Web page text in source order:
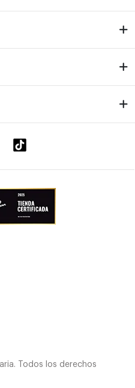
Todos los derechos